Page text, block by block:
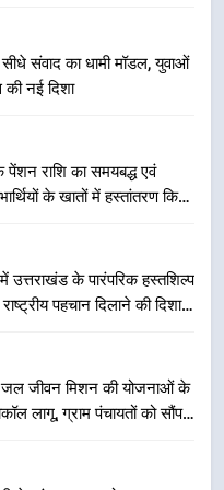
संवाद का धामी मॉडल, युवाओं
नई दिशा
पेंशन राशि का समयबद्ध एवं
के खातों में हस्तांतरण किया
उत्तराखंड के पारंपरिक हस्तशिल्प
पहचान दिलाने की दिशा में
जल जीवन मिशन की योजनाओं के
लागू, ग्राम पंचायतों को सौंपने
दिशा
ने कहा कि पेंशन राशि का
तरीके से सीधे
लाभ मिल रहा है
के नेतृत्व में उत्तराखंड के